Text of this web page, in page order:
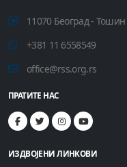
11070 Београд -
+381 11 6558549
office@rss.org.rs
ПРАТИТЕ НАС
ИЗДВОЈЕНИ ЛИНКОВИ